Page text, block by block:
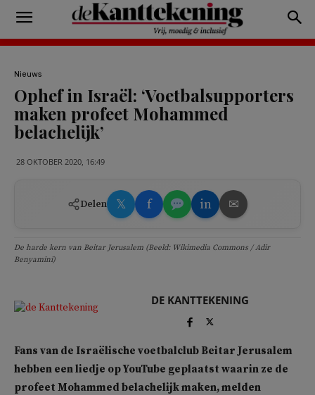
Nieuws
Ophef in Israël: ‘Voetbalsupporters
maken profeet Mohammed
belachelijk’
28 OKTOBER 2020, 16:49
Delen 𝕏 f in ✉
De harde kern van Beitar Jerusalem (Beeld: Wikimedia Commons / Adir
Benyamini)
DE KANTTEKENING
Fans van de Israëlische voetbalclub Beitar Jerusalem
hebben een liedje op YouTube geplaatst waarin ze de
profeet Mohammed belachelijk maken, melden